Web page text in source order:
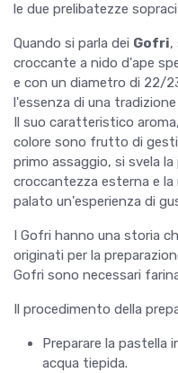
le due prelibatezze
Quando si parla dei Gofri,
croccante a nido d'ape
e con un diametro di 22/
l'essenza di una
Il suo caratteristico
colore sono frutto di
primo assaggio, si svela
croccantezza esterna e la
palato un'esperienza di
I Gofri hanno una storia
originati per la
Gofri sono necessari
Il procedimento della
Preparare la pastella
acqua tiepida.